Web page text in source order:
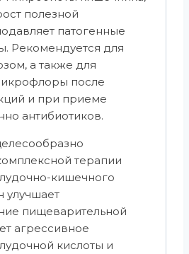
полезной
патогенные
Рекомендуется для
а также для
после
и при приеме
антибиотиков.
терапии
кишечного
улучшает
пищеварительной
агрессивное
кислоты и